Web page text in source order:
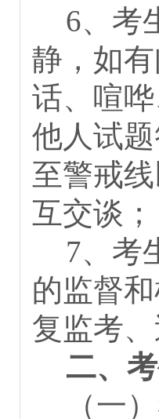
6、考
静，如
话、喧
他人试
至警戒
互交谈；
7、考
的监督
复监考
二、
（一